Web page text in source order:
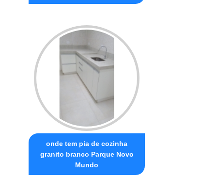
onde tem pia de cozinha
granito branco Parque Novo
Mundo